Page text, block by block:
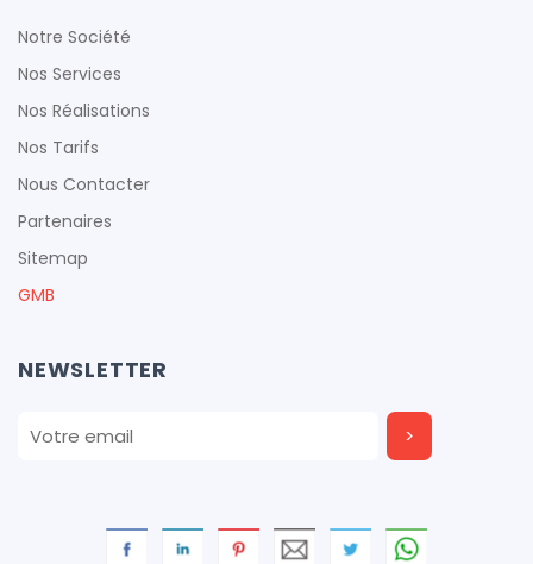
Notre Société
Nos Services
Nos Réalisations
Nos Tarifs
Nous Contacter
Partenaires
Sitemap
GMB
NEWSLETTER